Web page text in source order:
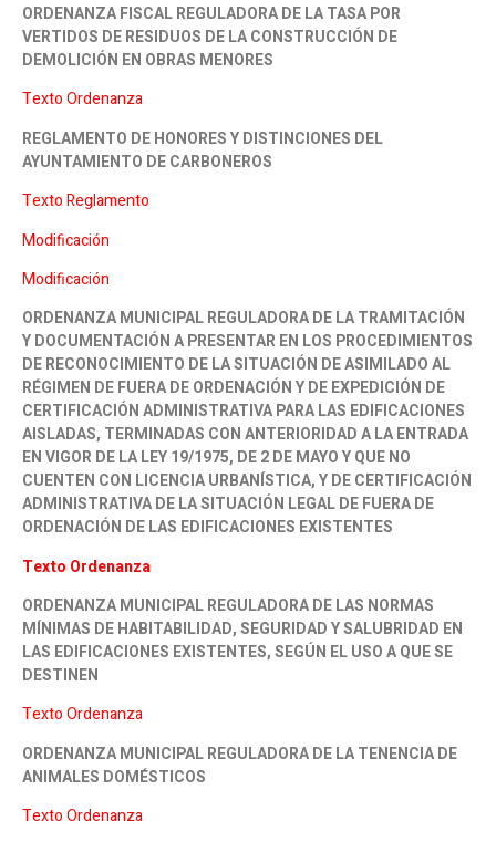
ORDENANZA FISCAL REGULADORA DE LA TASA POR
VERTIDOS DE RESIDUOS DE LA CONSTRUCCIÓN DE
DEMOLICIÓN EN OBRAS MENORES
Texto Ordenanza
REGLAMENTO DE HONORES Y DISTINCIONES DEL
AYUNTAMIENTO DE CARBONEROS
Texto Reglamento
Modificación
Modificación
ORDENANZA MUNICIPAL REGULADORA DE LA TRAMITACIÓN
Y DOCUMENTACIÓN A PRESENTAR EN LOS PROCEDIMIENTOS
DE RECONOCIMIENTO DE LA SITUACIÓN DE ASIMILADO AL
RÉGIMEN DE FUERA DE ORDENACIÓN Y DE EXPEDICIÓN DE
CERTIFICACIÓN ADMINISTRATIVA PARA LAS EDIFICACIONES
AISLADAS, TERMINADAS CON ANTERIORIDAD A LA ENTRADA
EN VIGOR DE LA LEY 19/1975, DE 2 DE MAYO Y QUE NO
CUENTEN CON LICENCIA URBANÍSTICA, Y DE CERTIFICACIÓN
ADMINISTRATIVA DE LA SITUACIÓN LEGAL DE FUERA DE
ORDENACIÓN DE LAS EDIFICACIONES EXISTENTES
Texto Ordenanza
ORDENANZA MUNICIPAL REGULADORA DE LAS NORMAS
MÍNIMAS DE HABITABILIDAD, SEGURIDAD Y SALUBRIDAD EN
LAS EDIFICACIONES EXISTENTES, SEGÚN EL USO A QUE SE
DESTINEN
Texto Ordenanza
ORDENANZA MUNICIPAL REGULADORA DE LA TENENCIA DE
ANIMALES DOMÉSTICOS
Texto Ordenanza